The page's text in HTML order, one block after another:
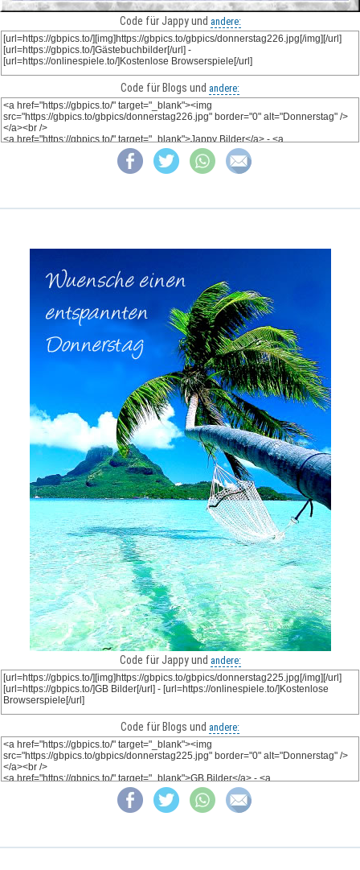
Code für Jappy und andere:
Code für Blogs und andere:
Code für Jappy und andere:
Code für Blogs und andere: